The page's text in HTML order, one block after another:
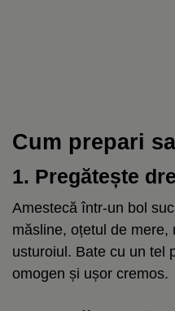
Cum prepari
1. Pregătește
Amestecă într-un bol
măsline, oțetul de mere,
usturoiul. Bate cu un tel
omogen și ușor cremos.